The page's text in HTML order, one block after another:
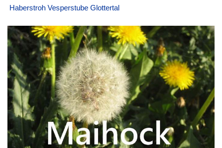
Haberstroh Vesperstube Glottertal